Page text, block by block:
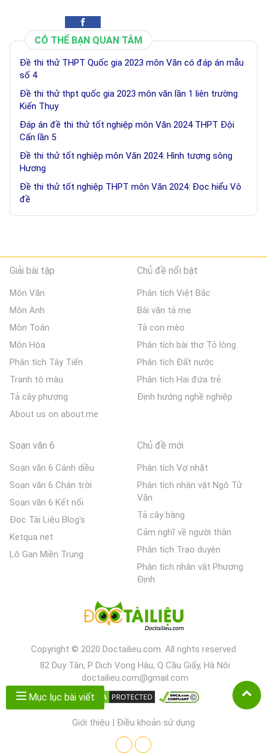
Mục lục bài viết
CÓ THỂ BẠN QUAN TÂM
Đề thi thử THPT Quốc gia 2023 môn Văn có đáp án mẫu
số 4
Đề thi thử thpt quốc gia 2023 môn văn lần 1 liên trường
Kiến Thụy
Đáp án đề thi thử tốt nghiệp môn Văn 2024 THPT Đội
Cấn lần 5
Đề thi thử tốt nghiệp môn Văn 2024: Hình tượng sông
Hương
Đề thi thử tốt nghiệp THPT môn Văn 2024: Đọc hiểu Vô
đề
Giải bài tập
Môn Văn
Môn Anh
Môn Toán
Môn Hóa
Phân tích Tây Tiến
Tranh tô màu
Tả cây phượng
About us on about.me
Chủ đề nổi bật
Phân tích Việt Bắc
Bài văn tả mẹ
Tả con mèo
Phân tích bài thơ Tỏ lòng
Phân tích Đất nước
Phân tích Hai đứa trẻ
Định hướng nghề nghiệp
Soạn văn 6
Soạn văn 6 Cánh diều
Soạn văn 6 Chân trời
Soạn văn 6 Kết nối
Đọc Tài Liệu Blog's
Ketqua net
Lô Gan Miền Trung
Chủ đề mới
Phân tích Vợ nhặt
Phân tích nhân vật Ngô Tử
Văn
Tả cây bàng
Cảm nghĩ về người thân
Phân tích Trao duyên
Phân tích nhân vật Phương
Định
Copyright © 2020 Doctailieu.com. All rights reserved
82 Duy Tân, P Dịch Vọng Hậu, Q Cầu Giấy, Hà Nội
doctailieu.com@gmail.com
Giới thiệu | Điều khoản sử dụng